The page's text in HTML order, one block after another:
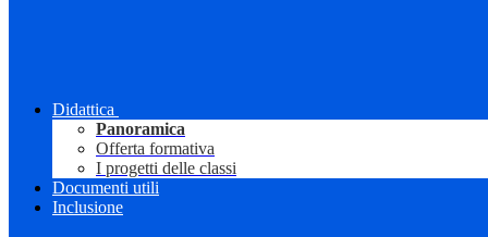
Didattica
Panoramica
Offerta formativa
I progetti delle classi
Documenti utili
Inclusione